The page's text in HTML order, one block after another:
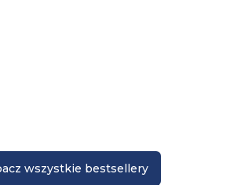
wszystkie bestsellery